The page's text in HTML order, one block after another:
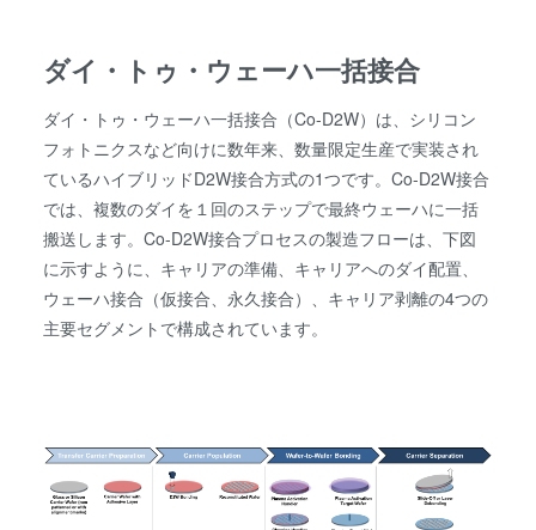
ダイ・トゥ・ウェーハ一括接合
ダイ・トゥ・ウェーハ一括接合（Co-D2W）は、シリコン
フォトニクスなど向けに数年来、数量限定生産で実装され
ているハイブリッドD2W接合方式の1つです。Co-D2W接合
では、複数のダイを１回のステップで最終ウェーハに一括
搬送します。Co-D2W接合プロセスの製造フローは、下図
に示すように、キャリアの準備、キャリアへのダイ配置、
ウェーハ接合（仮接合、永久接合）、キャリア剥離の4つの
主要セグメントで構成されています。